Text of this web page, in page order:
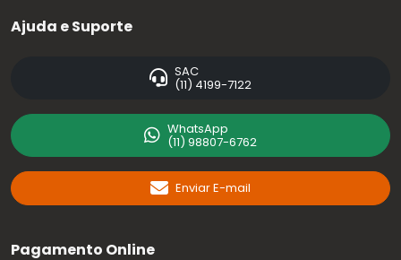
Ajuda e Suporte
SAC
(11) 4199-7122
WhatsApp
(11) 98807-6762
Enviar E-mail
Pagamento Online